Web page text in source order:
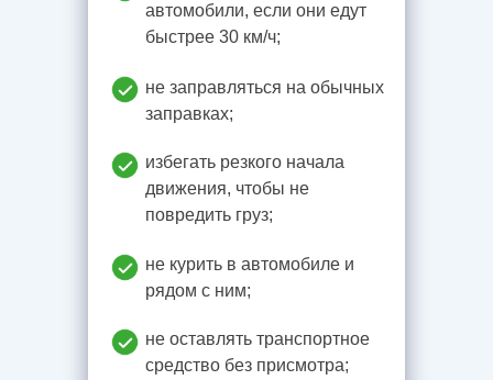
автомобили, если они едут
быстрее 30 км/ч;
не заправляться на обычных
заправках;
избегать резкого начала
движения, чтобы не
повредить груз;
не курить в автомобиле и
рядом с ним;
не оставлять транспортное
средство без присмотра;